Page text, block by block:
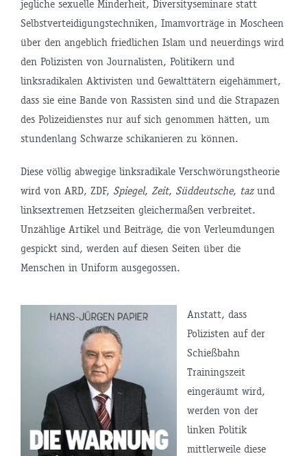
jegliche sexuelle Minderheit, Diversityseminare statt
Selbstverteidigungstechniken, Imamvorträge in Moscheen
über den angeblich friedlichen Islam und neuerdings wird
den Polizisten von Journalisten, Politikern und
linksradikalen Aktivisten und Gewalttätern eigehämmert,
dass sie eine Bande von Rassisten sind und die Strapazen
des Polizeidienstes nur auf sich genommen hätten, um
stundenlang Schwarze schikanieren zu können.
Diese völlig abwegige linksradikale Verschwörungstheorie
wird von ARD, ZDF, Spiegel, Zeit, Süddeutsche, tazund
linksextremen Hetzseiten gleichermaßen verbreitet.
Unzählige Artikel und Beiträge, die von Verleumdungen
gespickt sind, werden auf diesen Seiten über die
Menschen in Uniform ausgegossen.
Anstatt, dass
Polizisten auf der
Schießbahn
Trainingszeit
eingeräumt wird,
werden von der
linken Politik
mittlerweile diese